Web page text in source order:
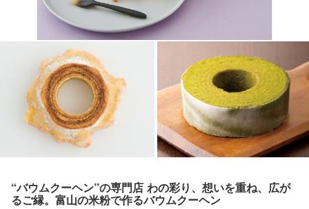
“バウムクーヘン”の専門店 わの彩り、想いを重ね、広が
るご縁。富山の米粉で作るバウムクーヘン